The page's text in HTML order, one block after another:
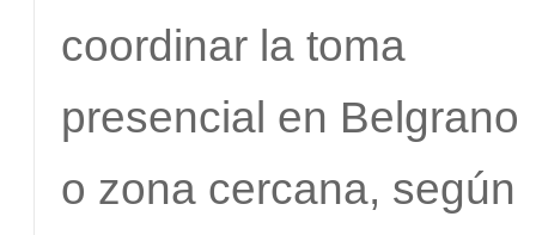
coordinar la toma
presencial en Belgrano
o zona cercana, según